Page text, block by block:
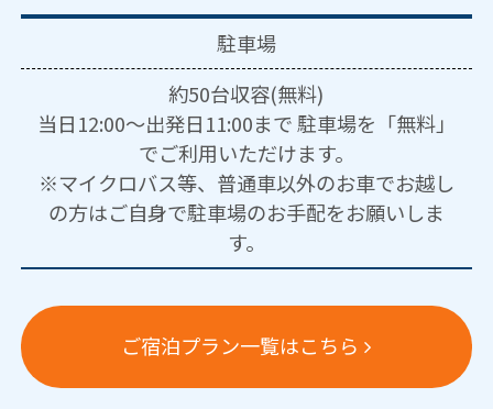
駐車場
約50台収容(無料)
当日12:00～出発日11:00まで 駐車場を「無料」
でご利用いただけます。
※マイクロバス等、普通車以外のお車でお越し
の方はご自身で駐車場のお手配をお願いしま
す。
ご宿泊プラン一覧はこちら